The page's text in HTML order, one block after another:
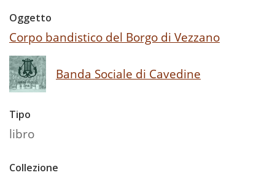
Oggetto
Corpo bandistico del Borgo di Vezzano
Banda Sociale di Cavedine
Tipo
libro
Collezione